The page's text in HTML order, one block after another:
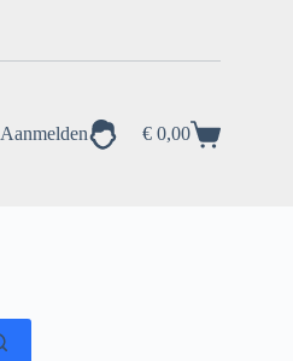
Aanmelden Winkelwagen
€ 0,00